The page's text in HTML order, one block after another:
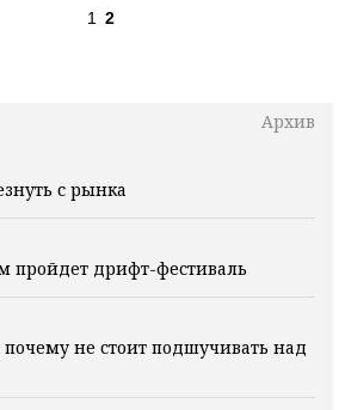
Архив
с рынка
пройдет дрифт-фестиваль
почему не стоит подшучивать над
1 2